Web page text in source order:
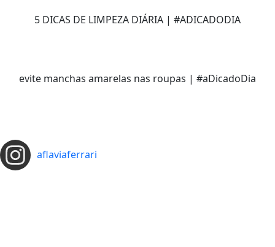
5 DICAS DE LIMPEZA DIÁRIA | #ADICADODIA
evite manchas amarelas nas roupas | #aDicadoDia
aflaviaferrari